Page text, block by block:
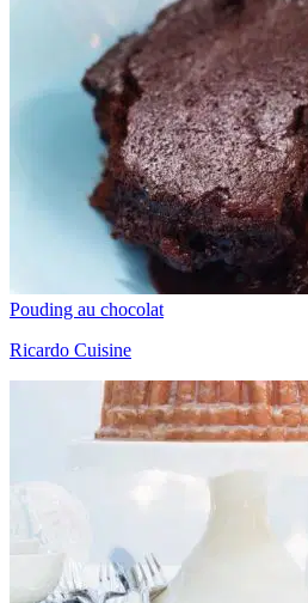
Pouding au chocolat
Ricardo Cuisine